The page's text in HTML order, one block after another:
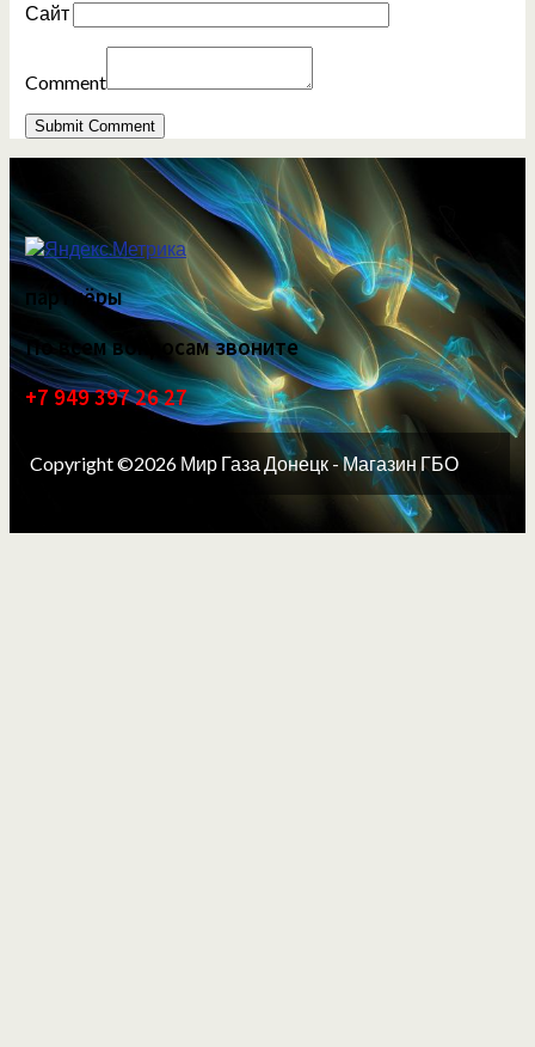
Сайт
Comment
партнёры
По всем вопросам звоните
+7 949 397 26 27
Copyright ©2026 Мир Газа Донецк - Магазин ГБО